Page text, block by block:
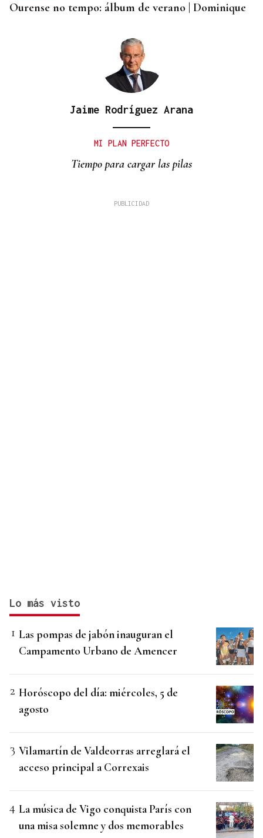
Ourense no tempo: álbum de verano | Dominique
Jaime Rodríguez Arana
MI PLAN PERFECTO
Tiempo para cargar las pilas
Lo más visto
Las pompas de jabón inauguran el
Campamento Urbano de Amencer
Horóscopo del día: miércoles, 5 de
agosto
Vilamartín de Valdeorras arreglará el
acceso principal a Correxais
La música de Vigo conquista París con
una misa solemne y dos memorables